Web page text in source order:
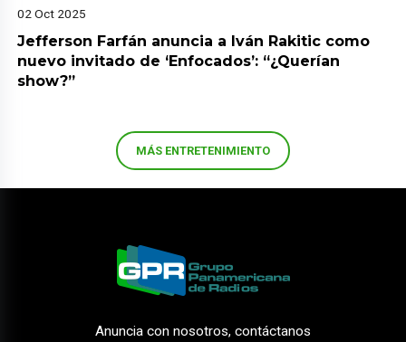
02 Oct 2025
Jefferson Farfán anuncia a Iván Rakitic como
nuevo invitado de ‘Enfocados’: “¿Querían
show?”
MÁS ENTRETENIMIENTO
Anuncia con nosotros, contáctanos